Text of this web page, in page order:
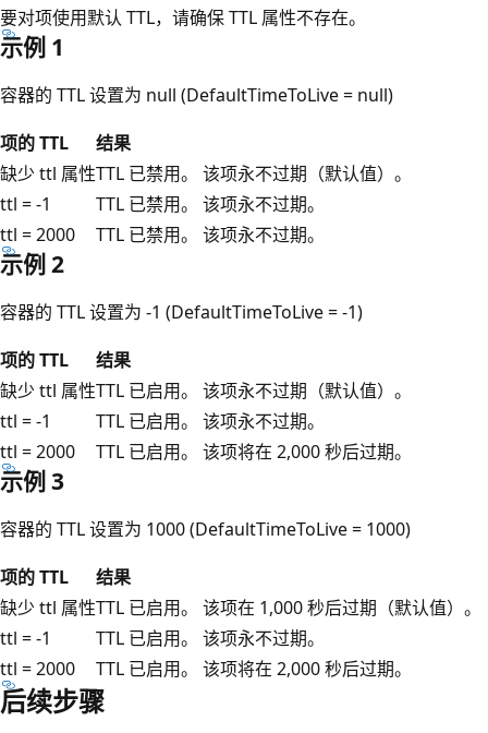
要对项使用默认 TTL，请确保 TTL 属性不存在。
示例 1
容器的 TTL 设置为 null (DefaultTimeToLive = null)
项的 TTL
结果
缺少 ttl 属性TTL 已禁用。 该项永不过期（默认值）。
ttl = -1
TTL 已禁用。 该项永不过期。
ttl = 2000
TTL 已禁用。 该项永不过期。
示例 2
容器的 TTL 设置为 -1 (DefaultTimeToLive = -1)
项的 TTL
结果
缺少 ttl 属性TTL 已启用。 该项永不过期（默认值）。
ttl = -1
TTL 已启用。 该项永不过期。
ttl = 2000
TTL 已启用。 该项将在 2,000 秒后过期。
示例 3
容器的 TTL 设置为 1000 (DefaultTimeToLive = 1000)
项的 TTL
结果
缺少 ttl 属性TTL 已启用。 该项在 1,000 秒后过期（默认值）。
ttl = -1
TTL 已启用。 该项永不过期。
ttl = 2000
TTL 已启用。 该项将在 2,000 秒后过期。
后续步骤